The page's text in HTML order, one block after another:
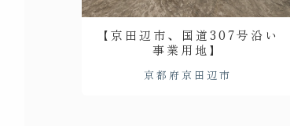
【京田辺市、国道307号沿い
事業用地】
京都府京田辺市